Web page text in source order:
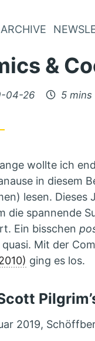
ARCHIVE
&
04-26 5
wollte ich
in diesem
lesen. Dieses
die spannende
Ein bisschen
quasi. Mit der
ging es los.
2019,